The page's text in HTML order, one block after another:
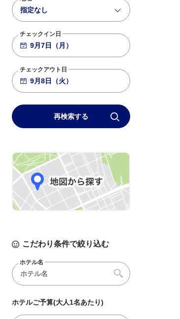
大阪伊丹 羽田
指定なし
チェックイン日
チェックアウト日
再検索する
こだわり条件で絞り込む
ホテル名
ホテルご予算(大人1名あたり)